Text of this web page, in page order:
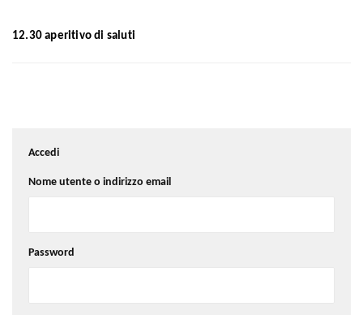
12.30 aperitivo di saluti
Accedi
Nome utente o indirizzo email
Password